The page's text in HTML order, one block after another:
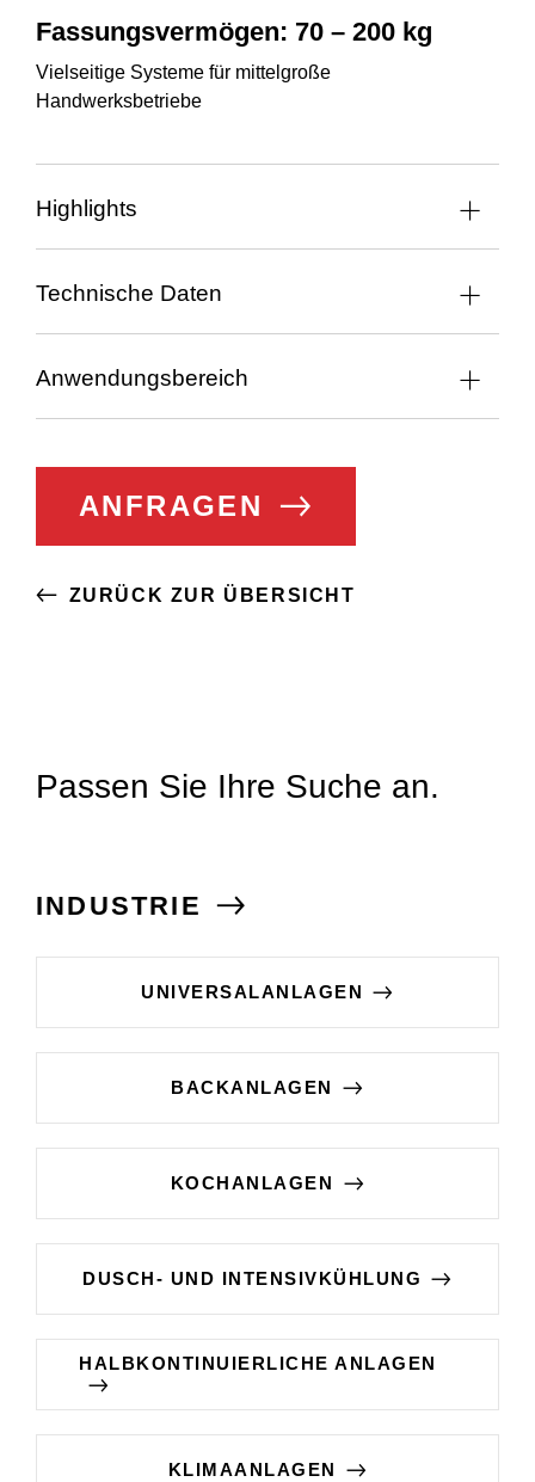
Fassungsvermögen: 70– 200kg
Vielseitige Systeme für mittelgroße
Handwerksbetriebe
Highlights
Technische Daten
Anwendungsbereich
ANFRAGEN
ZURÜCK ZUR ÜBERSICHT
Passen Sie Ihre Suche an.
INDUSTRIE
UNIVERSALANLAGEN
BACKANLAGEN
KOCHANLAGEN
DUSCH- UND INTENSIVKÜHLUNG
HALBKONTINUIERLICHE ANLAGEN
KLIMAANLAGEN